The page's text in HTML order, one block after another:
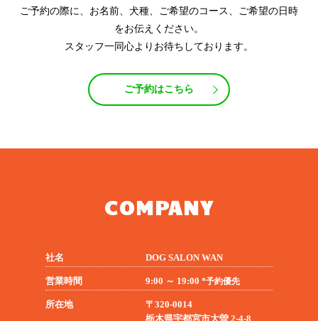
ご予約の際に、お名前、犬種、ご希望のコース、ご希望の日時
をお伝えください。
スタッフ一同心よりお待ちしております。
ご予約はこちら
COMPANY
社名 DOG SALON WAN
営業時間 9:00 ～ 19:00 *予約優先
所在地
〒320-0014
栃木県宇都宮市大曽 2-4-8